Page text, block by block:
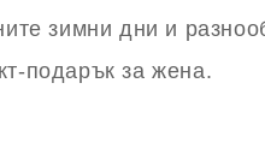
зимни дни и
подарък за жена.